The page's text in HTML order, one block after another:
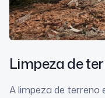
Limpeza de
A limpeza de terreno